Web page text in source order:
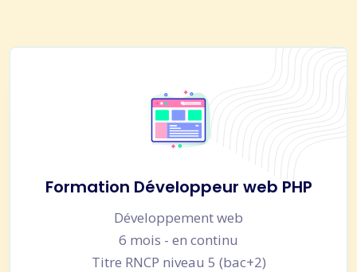
Formation Développeur web PHP
Développement web
6 mois - en continu
Titre RNCP niveau 5 (bac+2)